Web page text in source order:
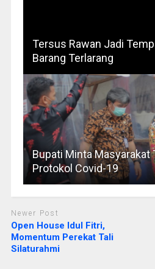
Tersus Rawan Jadi
Barang Terlarang
Bupati Minta Masyarakat
Protokol Covid-19
Newer Post
Open House Idul Fitri,
Momentum Perekat Tali
Silaturahmi